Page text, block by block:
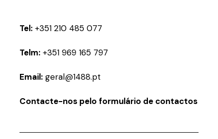
Tel: +351 210 485 077
Telm: +351 969 165 797
Email: geral@1488.pt
Contacte-nos pelo formulário de contactos